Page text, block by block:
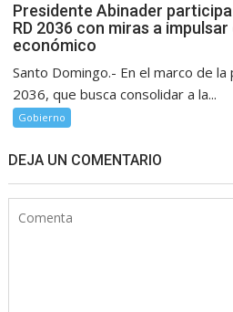
Presidente Abinader
RD 2036 con miras a
económico
Santo Domingo.- En el marco de
2036, que busca consolidar a la...
Gobierno
DEJA UN COMENTARIO